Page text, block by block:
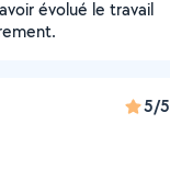
évolué le travail
5/5